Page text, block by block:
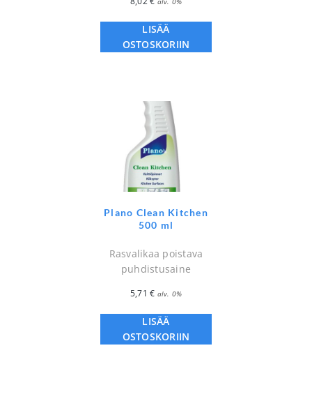
LISÄÄ
OSTOSKORIIN
Plano Clean Kitchen
500 ml
Rasvalikaa poistava
puhdistusaine
5,71 € alv. 0%
LISÄÄ
OSTOSKORIIN